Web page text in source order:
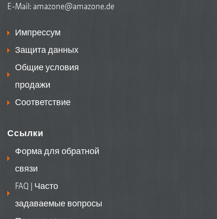
E-Mail: amazone@amazone.de
Импрессум
Защита данных
Общие условия
продажи
Соответствие
Ссылки
Форма для обратной
связи
FAQ | Часто
задаваемые вопросы